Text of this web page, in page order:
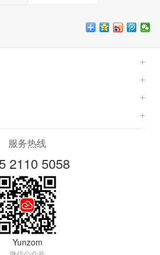
+
+
+
+
服务热线
2110 5058
Yunzom